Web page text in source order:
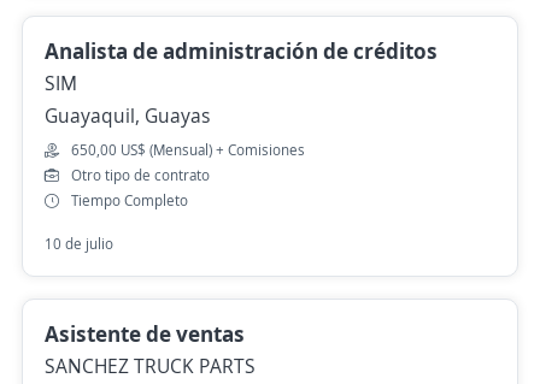
Analista de administración de créditos
SIM
Guayaquil, Guayas
650,00 US$ (Mensual) + Comisiones
Otro tipo de contrato
Tiempo Completo
10 de julio
Asistente de ventas
SANCHEZ TRUCK PARTS